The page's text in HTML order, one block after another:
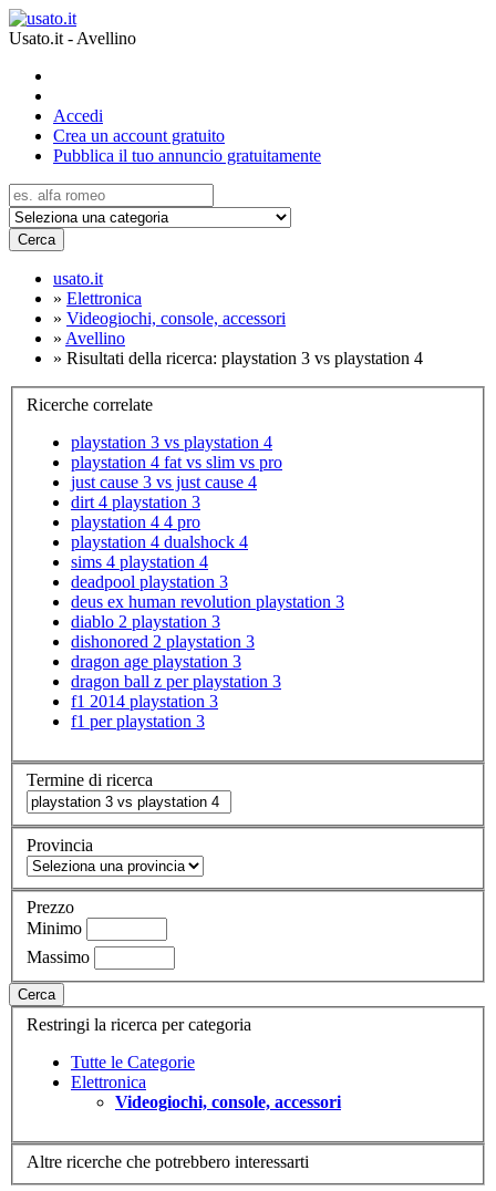
Usato.it - Avellino
Accedi
Crea un account gratuito
Pubblica il tuo annuncio gratuitamente
Cerca
usato.it
» Elettronica
» Videogiochi, console, accessori
» Avellino
» Risultati della ricerca: playstation 3 vs playstation 4
Ricerche correlate
playstation 3 vs playstation 4
playstation 4 fat vs slim vs pro
just cause 3 vs just cause 4
dirt 4 playstation 3
playstation 4 4 pro
playstation 4 dualshock 4
sims 4 playstation 4
deadpool playstation 3
deus ex human revolution playstation 3
diablo 2 playstation 3
dishonored 2 playstation 3
dragon age playstation 3
dragon ball z per playstation 3
f1 2014 playstation 3
f1 per playstation 3
Termine di ricerca
Provincia
Prezzo
Minimo
Massimo
Cerca
Restringi la ricerca per categoria
Tutte le Categorie
Elettronica
Videogiochi, console, accessori
Altre ricerche che potrebbero interessarti